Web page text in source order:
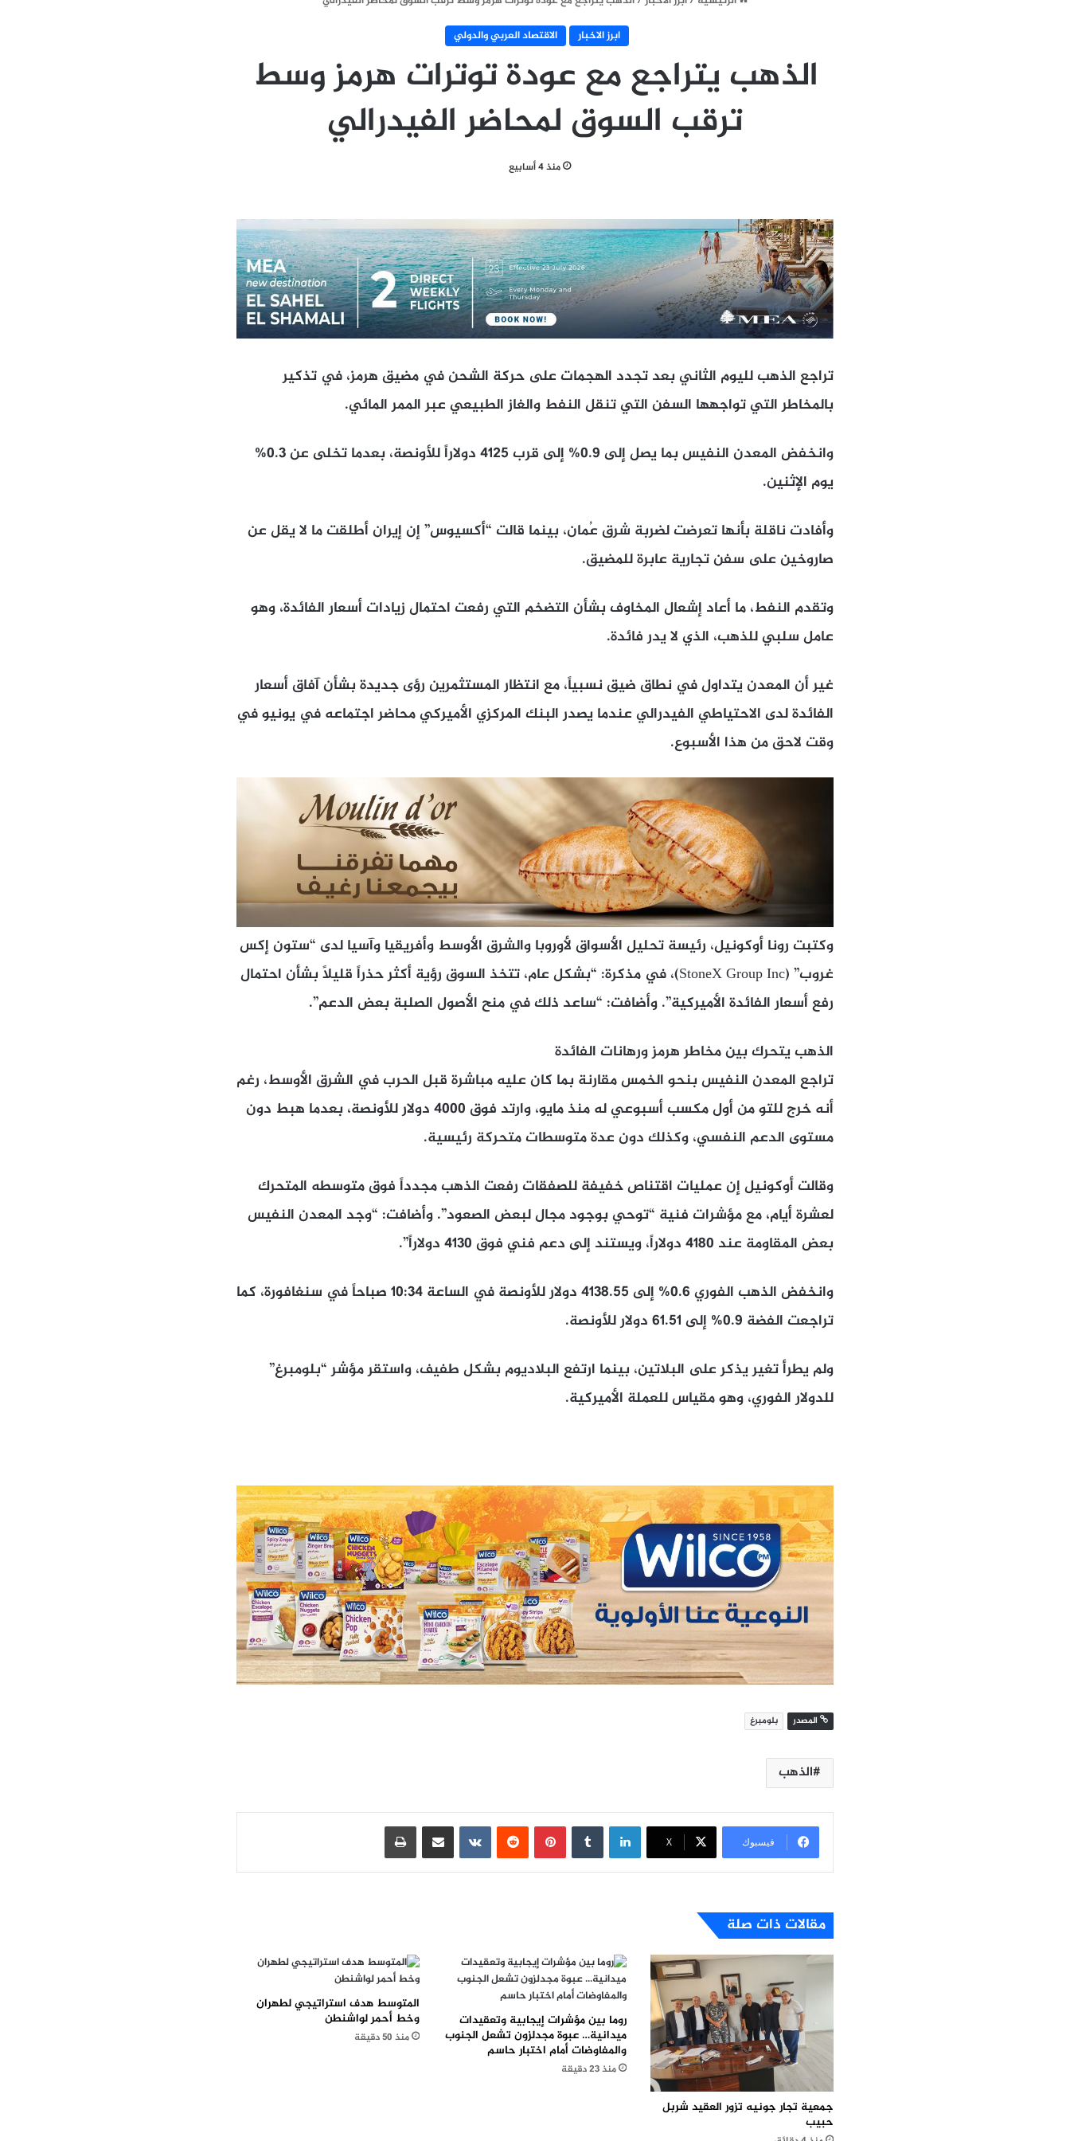
ابرز الاخبار
الاقتصاد العربي والدولي
الذهب يتراجع مع عودة توترات هرمز وسط
ترقب السوق لمحاضر الفيدرالي
منذ 4 أسابيع
تراجع الذهب لليوم الثاني بعد تجدد الهجمات على حركة الشحن في مضيق هرمز، في تذكير
بالمخاطر التي تواجهها السفن التي تنقل النفط والغاز الطبيعي عبر الممر المائي.
وانخفض المعدن النفيس بما يصل إلى 0.9% إلى قرب 4125 دولاراً للأونصة، بعدما تخلى عن 0.3%
يوم الإثنين.
وأفادت ناقلة بأنها تعرضت لضربة شرق عُمان، بينما قالت “أكسيوس” إن إيران أطلقت ما لا يقل عن
صاروخين على سفن تجارية عابرة للمضيق.
وتقدم النفط، ما أعاد إشعال المخاوف بشأن التضخم التي رفعت احتمال زيادات أسعار الفائدة، وهو
عامل سلبي للذهب، الذي لا يدر فائدة.
غير أن المعدن يتداول في نطاق ضيق نسبياً، مع انتظار المستثمرين رؤى جديدة بشأن آفاق أسعار
الفائدة لدى الاحتياطي الفيدرالي عندما يصدر البنك المركزي الأميركي محاضر اجتماعه في يونيو في
وقت لاحق من هذا الأسبوع.
وكتبت رونا أوكونيل، رئيسة تحليل الأسواق لأوروبا والشرق الأوسط وأفريقيا وآسيا لدى “ستون إكس
غروب” (StoneX Group Inc)، في مذكرة: “بشكل عام، تتخذ السوق رؤية أكثر حذراً قليلاً بشأن احتمال
رفع أسعار الفائدة الأميركية”. وأضافت: “ساعد ذلك في منح الأصول الصلبة بعض الدعم”.
الذهب يتحرك بين مخاطر هرمز ورهانات الفائدة
تراجع المعدن النفيس بنحو الخمس مقارنة بما كان عليه مباشرة قبل الحرب في الشرق الأوسط، رغم
أنه خرج للتو من أول مكسب أسبوعي له منذ مايو، وارتد فوق 4000 دولار للأونصة، بعدما هبط دون
مستوى الدعم النفسي، وكذلك دون عدة متوسطات متحركة رئيسية.
وقالت أوكونيل إن عمليات اقتناص خفيفة للصفقات رفعت الذهب مجدداً فوق متوسطه المتحرك
لعشرة أيام، مع مؤشرات فنية “توحي بوجود مجال لبعض الصعود”. وأضافت: “وجد المعدن النفيس
بعض المقاومة عند 4180 دولاراً، ويستند إلى دعم فني فوق 4130 دولاراً”.
وانخفض الذهب الفوري 0.6% إلى 4138.55 دولار للأونصة في الساعة 10:34 صباحاً في سنغافورة، كما
تراجعت الفضة 0.9% إلى 61.51 دولار للأونصة.
ولم يطرأ تغير يذكر على البلاتين، بينما ارتفع البلاديوم بشكل طفيف، واستقر مؤشر “بلومبرغ”
للدولار الفوري، وهو مقياس للعملة الأميركية.
المصدر بلومبرغ
الذهب
فيسبوك X
لينكدإن بينتيريست مشاركة عبر البريد طباعة
مقالات ذات صلة
جمعية تجار جونيه تزور العقيد شربل
حبيب
روما بين مؤشرات إيجابية وتعقيدات
ميدانية… عبوة مجدلزون تشعل الجنوب
والمفاوضات أمام اختبار حاسم
منذ 23 دقيقة
المتوسط هدف استراتيجي لطهران
وخط أحمر لواشنطن
منذ 50 دقيقة